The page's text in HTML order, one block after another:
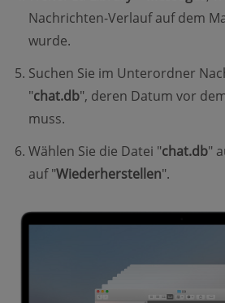
Nachrichten-Verlauf auf dem
wurde.
Suchen Sie im Unterordner
"chat.db", deren Datum vor
muss.
Wählen Sie die Datei "chat.db"
auf "Wiederherstellen".